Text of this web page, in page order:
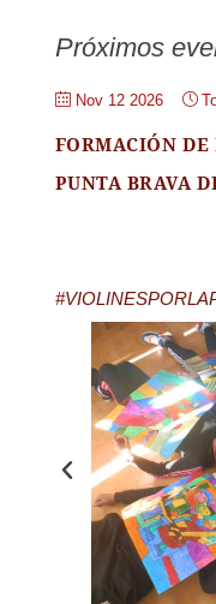
Próximos
Nov 12 2026
FORMACIÓN DE
PUNTA BRAVA